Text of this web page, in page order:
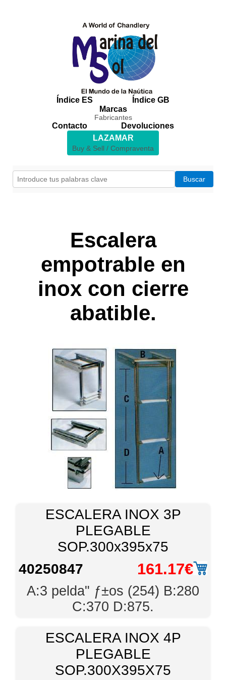
Índice ES
Índice GB
Marcas
Fabricantes
Contacto
Devoluciones
LAZAMAR
Buy & Sell / Compraventa
Escalera
empotrable en
inox con cierre
abatible.
ESCALERA INOX 3P
PLEGABLE
SOP.300x395x75
40250847
161.17€
A:3 pelda" ƒ±os (254) B:280
C:370 D:875.
ESCALERA INOX 4P
PLEGABLE
SOP.300X395X75